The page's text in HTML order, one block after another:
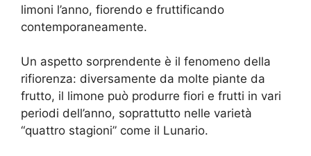
limoni l’anno, fiorendo e fruttificando
contemporaneamente.
Un aspetto sorprendente è il fenomeno della
rifiorenza: diversamente da molte piante da
frutto, il limone può produrre fiori e frutti in vari
periodi dell’anno, soprattutto nelle varietà
“quattro stagioni” come il Lunario.